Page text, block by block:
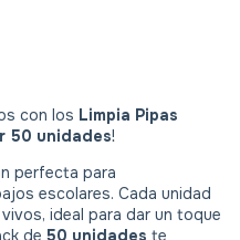
con los Limpia Pipas
50 unidades!
perfecta para
escolares. Cada unidad
ideal para dar un toque
de 50 unidades te